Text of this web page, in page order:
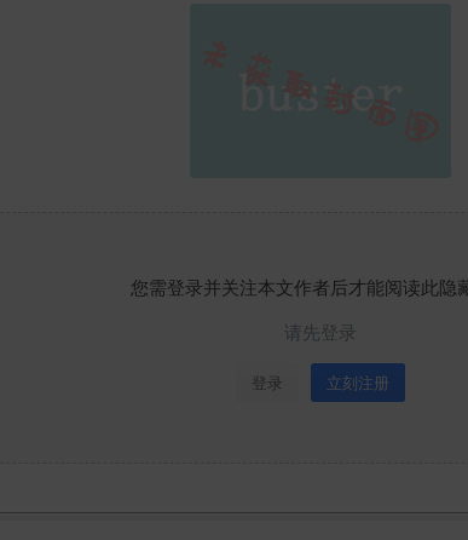
您需登录并关注本文作者后才能阅读此隐
请先登录
登录 立刻注册